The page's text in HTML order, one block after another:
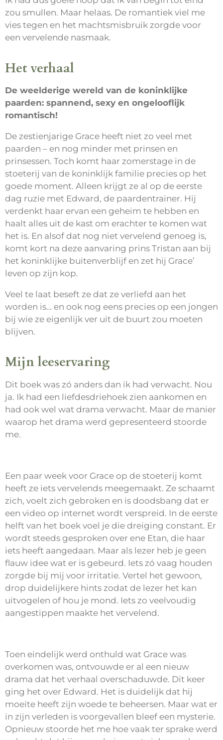
zou smullen. Maar helaas. De romantiek viel me
vies tegen en het machtsmisbruik zorgde voor
een vervelende nasmaak.
Het verhaal
De weelderige wereld van de koninklijke
paarden: spannend, sexy en ongelooflijk
romantisch!
De zestienjarige Grace heeft niet zo veel met
paarden – en nog minder met prinsen en
prinsessen. Toch komt haar zomerstage in de
stoeterij van de koninklijk familie precies op het
goede moment. Alleen krijgt ze al op de eerste
dag ruzie met Edward, de paardentrainer. Hij
verdenkt haar ervan een geheim te hebben en
haalt alles uit de kast om erachter te komen wat
het is. En alsof dat nog niet vervelend genoeg is,
komt kort na deze aanvaring prins Tristan aan bij
het koninklijke buitenverblijf en zet hij Grace’
leven op zijn kop.
Veel te laat beseft ze dat ze verliefd aan het
worden is… en ook nog eens precies op een jongen
bij wie ze eigenlijk ver uit de buurt zou moeten
blijven.
Mijn leeservaring
Dit boek was zó anders dan ik had verwacht. Nou
ja. Ik had een liefdesdriehoek zien aankomen en
had ook wel wat drama verwacht. Maar de manier
waarop het drama werd gepresenteerd stoorde
me.
Een paar week voor Grace op de stoeterij komt
heeft ze iets vervelends meegemaakt. Ze schaamt
zich, voelt zich gebroken en is doodsbang dat er
een video op internet wordt verspreid. In de eerste
helft van het boek voel je die dreiging constant. Er
wordt steeds gesproken over ene Etan, die haar
iets heeft aangedaan. Maar als lezer heb je geen
flauw idee wat er is gebeurd. Iets zó vaag houden
zorgde bij mij voor irritatie. Vertel het gewoon,
drop duidelijkere hints zodat de lezer het kan
uitvogelen of hou je mond. Iets zo veelvoudig
aangestippen maakte het vervelend.
Toen eindelijk werd onthuld wat Grace was
overkomen was, ontvouwde er al een nieuw
drama dat het verhaal overschaduwde. Dit keer
ging het over Edward. Het is duidelijk dat hij
moeite heeft zijn woede te beheersen. Maar wat er
in zijn verleden is voorgevallen bleef een mysterie.
Opnieuw stoorde het me hoe vaak ter sprake werd